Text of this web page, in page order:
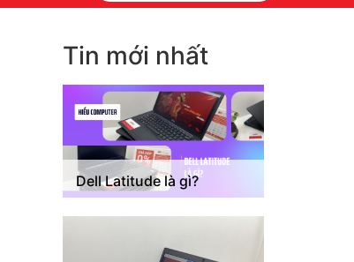
Tin mới nhất
Dell Latitude là gì?